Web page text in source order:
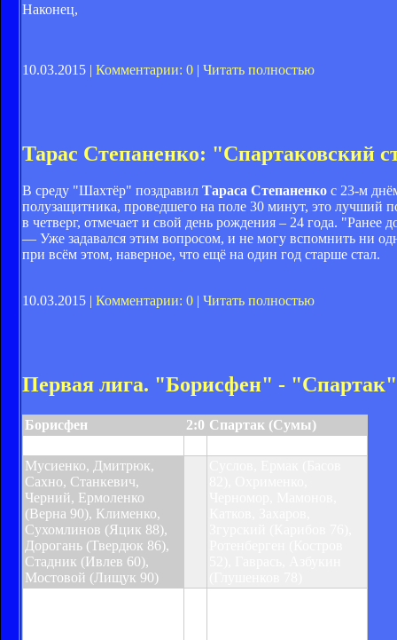
Наконец,
10.03.2015 | Комментарии: 0 | Читать полностью
Тарас Степаненко: "Спартаковский
В среду "Шахтёр" поздравил Тараса Степаненко с 23-м
полузащитника, проведшего на поле 30 минут, это лучший
в четверг, отмечает и свой день рождения – 24 года.
— Уже задавался этим вопросом, и не могу вспомнить ни
при всём этом, наверное, что ещё на один год старше стал.
10.03.2015 | Комментарии: 0 | Читать полностью
Первая лига. "Борисфен" -
Борисфен 2:0 Спартак (Сумы)
Мусиенко, Дмитрюк,
Сахно, Станкевич,
Черний, Ермоленко
(Верна 90), Клименко,
Сухомлинов (Яцик 88),
Дорогань (Твердюк 86),
Стадник (Ивлев 60),
Мостовой (Лищук 90)